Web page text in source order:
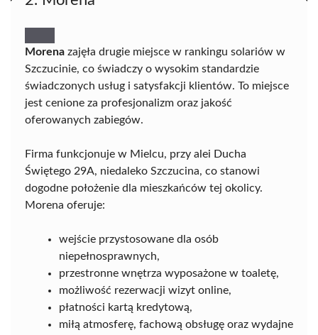
Morena zajęła drugie miejsce w rankingu solariów w
Szczucinie, co świadczy o wysokim standardzie
świadczonych usług i satysfakcji klientów. To miejsce
jest cenione za profesjonalizm oraz jakość
oferowanych zabiegów.
Firma funkcjonuje w Mielcu, przy alei Ducha
Świętego 29A, niedaleko Szczucina, co stanowi
dogodne położenie dla mieszkańców tej okolicy.
Morena oferuje:
wejście przystosowane dla osób
niepełnosprawnych,
przestronne wnętrza wyposażone w toaletę,
możliwość rezerwacji wizyt online,
płatności kartą kredytową,
miłą atmosferę, fachową obsługę oraz wydajne